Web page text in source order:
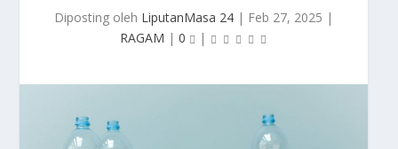
Diposting oleh LiputanMasa 24 | Feb 27, 2025 |
RAGAM | 0 |